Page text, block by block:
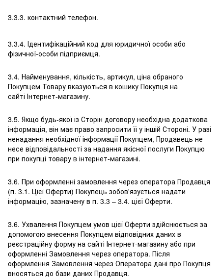
3.3.3. контактний телефон.
3.3.4. Ідентифікаційний код для юридичної особи або
фізичної-особи підприємця.
3.4. Найменування, кількість, артикул, ціна обраного
Покупцем Товару вказуються в кошику Покупця на
сайті Інтернет-магазину.
3.5. Якщо будь-якої із Сторін договору необхідна додаткова
інформація, він має право запросити її у іншій Стороні. У разі
ненадання необхідної інформації Покупцем, Продавець не
несе відповідальності за надання якісної послуги Покупцю
при покупці товару в інтернет-магазині.
3.6. При оформленні замовлення через оператора Продавця
(п. 3.1. Цієї Оферти) Покупець зобов'язується надати
інформацію, зазначену в п. 3.3 – 3.4. цієї Оферти.
3.6. Ухвалення Покупцем умов цієї Оферти здійснюється за
допомогою внесення Покупцем відповідних даних в
реєстраційну форму на сайті Інтернет-магазину або при
оформленні Замовлення через оператора. Після
оформлення Замовлення через Оператора дані про Покупця
вносяться до бази даних Продавця.